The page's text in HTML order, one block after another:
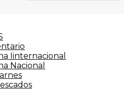
Iinternacional
Nacional